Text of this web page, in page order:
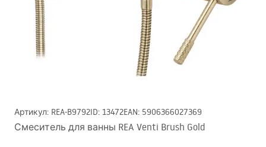
Артикул: REA-B9792ID: 13472EAN: 5906366027369
Смеситель для ванны REA Venti Brush Gold